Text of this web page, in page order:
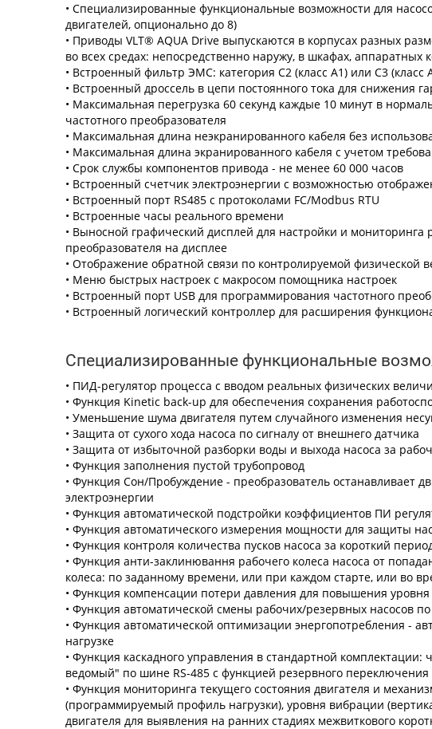
• Специализированные функциональные возможности для
двигателей, опционально до 8)
• Приводы VLT® AQUA Drive выпускаются в корпусах разных
во всех средах: непосредственно наружу, в шкафах,
• Встроенный фильтр ЭМС: категория C2 (класс A1) или C3 (класс
• Встроенный дроссель в цепи постоянного тока для снижения
• Максимальная перегрузка 60 секунд каждые 10 минут в
частотного преобразователя
• Максимальная длина неэкранированного кабеля без
• Максимальная длина экранированного кабеля с учетом
• Срок службы компонентов привода - не менее 60 000 часов
• Встроенный счетчик электроэнергии с возможностью
• Встроенный порт RS485 с протоколами FC/Modbus RTU
• Встроенные часы реального времени
• Выносной графический дисплей для настройки и
преобразователя на дисплее
• Отображение обратной связи по контролируемой физической
• Меню быстрых настроек с макросом помощника настроек
• Встроенный порт USB для программирования частотного
• Встроенный логический контроллер для расширения
Специализированные функциональные
• ПИД-регулятор процесса с вводом реальных физических
• Функция Kinetic back-up для обеспечения сохранения
• Уменьшение шума двигателя путем случайного изменения
• Защита от сухого хода насоса по сигналу от внешнего датчика
• Защита от избыточной разборки воды и выхода насоса за
• Функция заполнения пустой трубопровод
• Функция Сон/Пробуждение - преобразователь останавливает
электроэнергии
• Функция автоматической подстройки коэффициентов ПИ
• Функция автоматического измерения мощности для защиты
• Функция контроля количества пусков насоса за короткий
• Функция анти-заклинювання рабочего колеса насоса от
колеса: по заданному времени, или при каждом старте, или во
• Функция компенсации потери давления для повышения
• Функция автоматической смены рабочих/резервных насосов
• Функция автоматической оптимизации энергопотребления -
нагрузке
• Функция каскадного управления в стандартной
ведомый" по шине RS-485 с функцией резервного переключения
• Функция мониторинга текущего состояния двигателя и
(программируемый профиль нагрузки), уровня вибрации
двигателя для выявления на ранних стадиях межвиткового